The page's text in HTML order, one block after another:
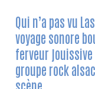
Qui n’a pas vu
voyage sonore
ferveur
groupe rock